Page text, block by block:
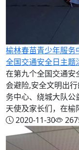
榆林春苗青少年服务
全国交通安全日主题
在第九个全国交通安
会避险,安全文明出
务中心、绕城大队
天使及家长们，在榆
2020-11-30